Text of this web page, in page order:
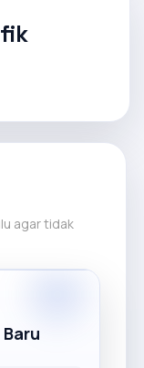
agar tidak